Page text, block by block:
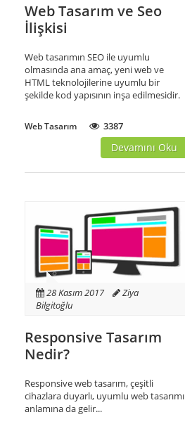
Web Tasarım ve Seo
İlişkisi
Web tasarımın SEO ile uyumlu
olmasında ana amaç, yeni web ve
HTML teknolojilerine uyumlu bir
şekilde kod yapısının inşa edilmesidir.
Web Tasarım 3387
Devamını Oku
28 Kasım 2017
Ziya
Bilgitoğlu
Responsive Tasarım
Nedir?
Responsive web tasarım, çeşitli
cihazlara duyarlı, uyumlu web tasarımı
anlamına da gelir...